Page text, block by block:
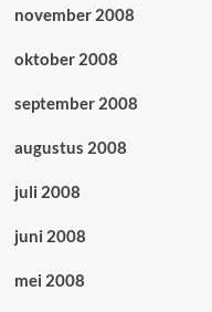
november 2008
oktober 2008
september 2008
augustus 2008
juli 2008
juni 2008
mei 2008